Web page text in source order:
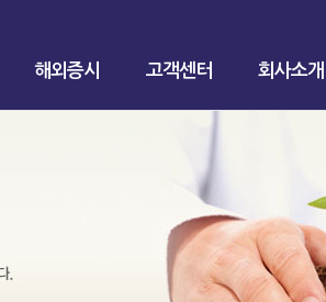
해외증시 고객센터 회사소개